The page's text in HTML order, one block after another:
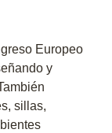
Europeo
y
sillas,